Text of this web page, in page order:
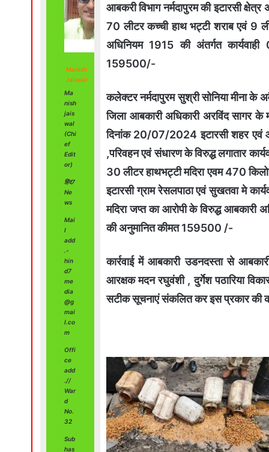
Manish
Jaiswal
Ma
nish
jais
wal
(Chi
ef
Edit
or)
हिंद7
Ne
ws
Mai
l
add
.-
hin
d7
me
dia
@g
mai
l.co
m
Offi
ce
add
.//
War
d
No.
32
Sub
has
आबकरी विभाग नर्मदापुरम की इटारसी
70 लीटर कच्ची हाथ भट्टी शराब एवं 9
अधिनियम 1915 की अंतर्गत
159500/-
कलेक्टर नर्मदापुरम सुश्री सोनिया मीना के
जिला आबकारी अधिकारी अरविंद सागर के
दिनांक 20/07/2024 इटारसी शहर एवं
,परिवहन एवं संधारण के विरुद्ध लगातार
30 लीटर हाथभट्टी मदिरा एवम 470
इटारसी ग्राम रेसलपाठा एवं सुखतवा मे
मदिरा जप्त का आरोपी के विरुद्ध
की अनुमानित कीमत 159500 /-
कार्रवाई में आबकारी उडनदस्ता से
आरक्षक मदन रघुवंशी , दुर्गेश पठारिया
सटीक सूचनाएं संकलित कर इस प्रकार की